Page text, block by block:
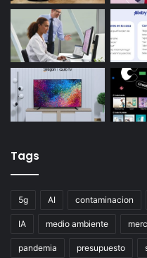
Tags
5g AI contaminacion
IA medio ambiente
pandemia presupuesto